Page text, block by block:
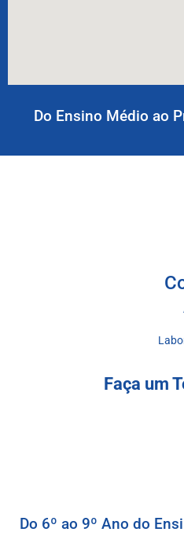
Do Ensino Médio ao
Faça um
Do 6º ao 9º Ano do